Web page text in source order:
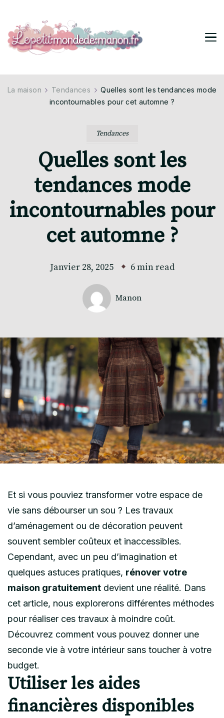
La maison Tendances
Quelles sont les tendances mode
incontournables pour cet automne ?
Tendances
Quelles sont les
tendances mode
incontournables pour
cet automne ?
Janvier 28, 2025 6 min read
Manon
Et si vous pouviez transformer votre espace de
vie sans débourser un sou ? Les travaux
d’aménagement ou de décoration peuvent
souvent sembler coûteux et inaccessibles.
Cependant, avec un peu d’imagination et
quelques astuces pratiques, rénover votre
maison gratuitement devient une réalité. Dans
cet article, nous explorerons différentes méthodes
pour réaliser ces travaux à moindre coût.
Découvrez comment vous pouvez donner une
seconde vie à votre intérieur sans toucher à votre
budget.
Utiliser les aides
financières disponibles